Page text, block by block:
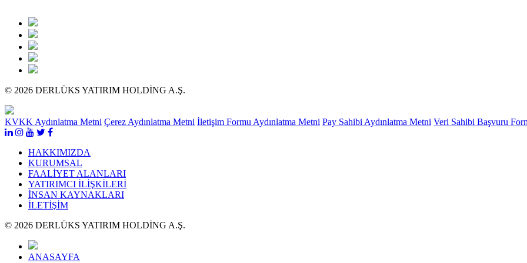
© 2026 DERLÜKS YATIRIM HOLDİNG A.Ş.
KVKK Aydınlatma Metni Çerez Aydınlatma Metni İletişim Formu Aydınlatma Metni Pay Sahibi Aydınlatma Metni Veri Sahibi Başvuru
HAKKIMIZDA
KURUMSAL
FAALİYET ALANLARI
YATIRIMCI İLİŞKİLERİ
İNSAN KAYNAKLARI
İLETİŞİM
© 2026 DERLÜKS YATIRIM HOLDİNG A.Ş.
ANASAYFA